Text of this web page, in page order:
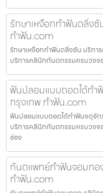
รักษาเหงือกทำฟันตลิ่ง
ทำฟัน.com
รักษาเหงือกทำฟันตลิ่งชัน บริก
บริการคลินิกทันตกรรมครบวงจ
ฟันปลอมแบบถอดได้ทำ
กรุงเทพ ทำฟัน.com
ฟันปลอมแบบถอดได้ทำฟันจตุจั
บริการคลินิกทันตกรรมครบวงจ
ช่อง
ทันตแพทย์ทำฟันจอมท
ทำฟัน.com